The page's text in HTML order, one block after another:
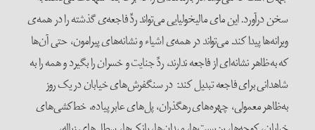
سخن درآورد. این مای مالیخولیایی می‌تواند ردِّ فاجعه‌ی گذشته را در همه‌ی
ویرانه‌ها پیدا کند. می‌تواند در همه‌ی اشیاء و نشانه‌های پیرامون، حتی آن‌ها
که به‌ظاهر نشانه‌ای از فاجعه ندارند، ردِّ جنایت و خسران را بگیرد و همه را به
شاهدانی برای فاجعه تبدیل کند: در سنگفرش‌های خیابان در یک روز
به‌ظاهر معمولی، چهره‌های رهگذران، پل‌های عابر پیاده، خط‌کشی‌های